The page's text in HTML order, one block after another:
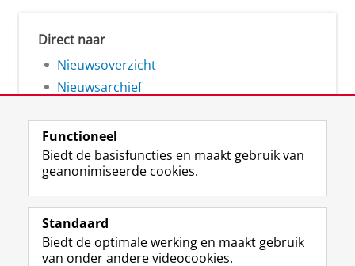
Direct naar
Nieuwsoverzicht
Nieuwsarchief
Volg de RUG
F
a
e
b
L
i
k
e
R
S
-
f
I
n
t
Y
o
T
Studiekiezers
Functioneel
Biedt de basisfuncties en maakt gebruik van
geanonimiseerde cookies.
Standaard
Biedt de optimale werking en maakt gebruik
van onder andere videocookies.